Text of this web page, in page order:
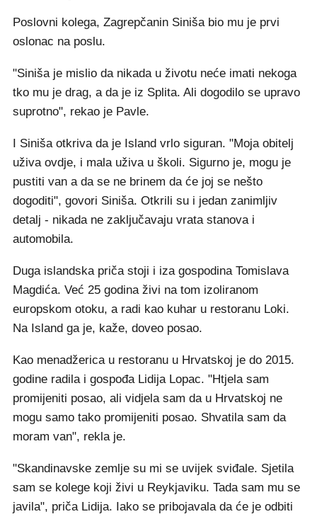
Poslovni kolega, Zagrepčanin Siniša bio mu je prvi
oslonac na poslu.
"Siniša je mislio da nikada u životu neće imati nekoga
tko mu je drag, a da je iz Splita. Ali dogodilo se upravo
suprotno", rekao je Pavle.
I Siniša otkriva da je Island vrlo siguran. "Moja obitelj
uživa ovdje, i mala uživa u školi. Sigurno je, mogu je
pustiti van a da se ne brinem da će joj se nešto
dogoditi", govori Siniša. Otkrili su i jedan zanimljiv
detalj - nikada ne zaključavaju vrata stanova i
automobila.
Duga islandska priča stoji i iza gospodina Tomislava
Magdića. Već 25 godina živi na tom izoliranom
europskom otoku, a radi kao kuhar u restoranu Loki.
Na Island ga je, kaže, doveo posao.
Kao menadžerica u restoranu u Hrvatskoj je do 2015.
godine radila i gospođa Lidija Lopac. "Htjela sam
promijeniti posao, ali vidjela sam da u Hrvatskoj ne
mogu samo tako promijeniti posao. Shvatila sam da
moram van", rekla je.
"Skandinavske zemlje su mi se uvijek sviđale. Sjetila
sam se kolege koji živi u Reykjaviku. Tada sam mu se
javila", priča Lidija. Iako se pribojavala da će je odbiti